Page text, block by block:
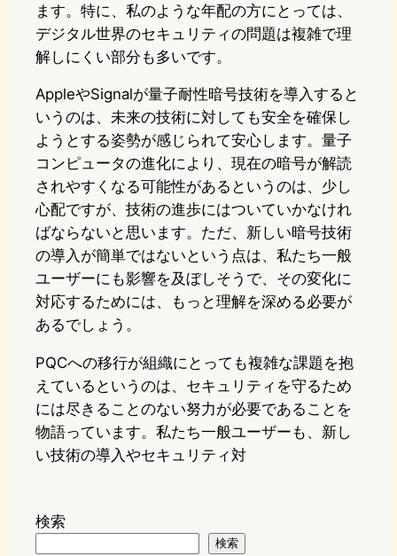
ます。特に、私のような年配の方にとっては、
デジタル世界のセキュリティの問題は複雑で理
解しにくい部分も多いです。
AppleやSignalが量子耐性暗号技術を導入すると
いうのは、未来の技術に対しても安全を確保し
ようとする姿勢が感じられて安心します。量子
コンピュータの進化により、現在の暗号が解読
されやすくなる可能性があるというのは、少し
心配ですが、技術の進歩にはついていかなけれ
ばならないと思います。ただ、新しい暗号技術
の導入が簡単ではないという点は、私たち一般
ユーザーにも影響を及ぼしそうで、その変化に
対応するためには、もっと理解を深める必要が
あるでしょう。
PQCへの移行が組織にとっても複雑な課題を抱
えているというのは、セキュリティを守るため
には尽きることのない努力が必要であることを
物語っています。私たち一般ユーザーも、新し
い技術の導入やセキュリティ対
検索
検索